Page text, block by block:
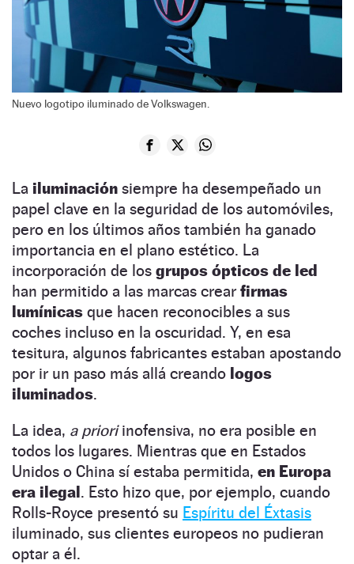
Nuevo logotipo iluminado de Volkswagen.
La iluminación siempre ha desempeñado un
papel clave en la seguridad de los automóviles,
pero en los últimos años también ha ganado
importancia en el plano estético. La
incorporación de los grupos ópticos de led
han permitido a las marcas crear firmas
lumínicas que hacen reconocibles a sus
coches incluso en la oscuridad. Y, en esa
tesitura, algunos fabricantes estaban apostando
por ir un paso más allá creando logos
iluminados.
La idea, a prioriinofensiva, no era posible en
todos los lugares. Mientras que en Estados
Unidos o China sí estaba permitida, en Europa
era ilegal. Esto hizo que, por ejemplo, cuando
Rolls-Royce presentó su Espíritu del Éxtasis
iluminado, sus clientes europeos no pudieran
optar a él.